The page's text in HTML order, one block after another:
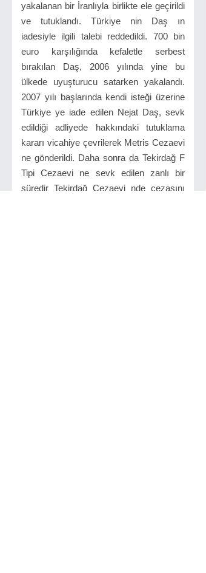
yakalanan bir İranlıyla birlikte ele geçirildi
ve tutuklandı. Türkiye nin Daş ın
iadesiyle ilgili talebi reddedildi. 700 bin
euro karşılığında kefaletle serbest
bırakılan Daş, 2006 yılında yine bu
ülkede uyuşturucu satarken yakalandı.
2007 yılı başlarında kendi isteği üzerine
Türkiye ye iade edilen Nejat Daş, sevk
edildiği adliyede hakkındaki tutuklama
kararı vicahiye çevrilerek Metris Cezaevi
ne gönderildi. Daha sonra da Tekirdağ F
Tipi Cezaevi ne sevk edilen zanlı bir
süredir Tekirdağ Cezaevi nde cezasını